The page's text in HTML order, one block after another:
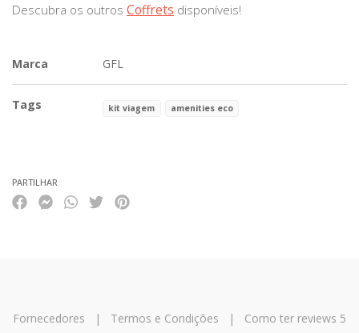
Descubra os outros Coffrets disponíveis!
Marca GFL
Tags kit viagem amenities eco
PARTILHAR
Fornecedores | Termos e Condições | Como ter reviews 5